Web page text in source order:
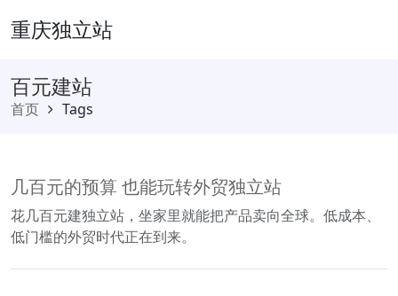
重庆独立站
百元建站
首页 Tags
几百元的预算 也能玩转外贸独立站
花几百元建独立站，坐家里就能把产品卖向全球。低成本、
低门槛的外贸时代正在到来。